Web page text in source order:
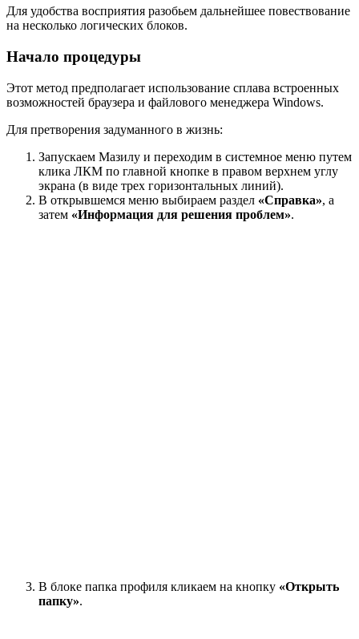
Для удобства восприятия разобьем дальнейшее повествование
на несколько логических блоков.
Начало процедуры
Этот метод предполагает использование сплава встроенных
возможностей браузера и файлового менеджера Windows.
Для претворения задуманного в жизнь:
Запускаем Мазилу и переходим в системное меню путем
клика ЛКМ по главной кнопке в правом верхнем углу
экрана (в виде трех горизонтальных линий).
В открывшемся меню выбираем раздел «Справка», а
затем «Информация для решения проблем».
В блоке папка профиля кликаем на кнопку «Открыть
папку».